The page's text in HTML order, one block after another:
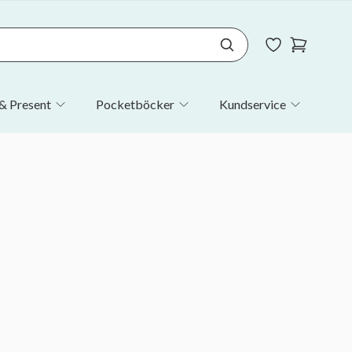
Present Pocketböcker Kundservice